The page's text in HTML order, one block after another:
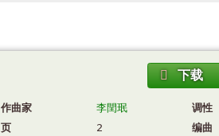
下载
作曲家 李閏珉 调性
页
2 编曲